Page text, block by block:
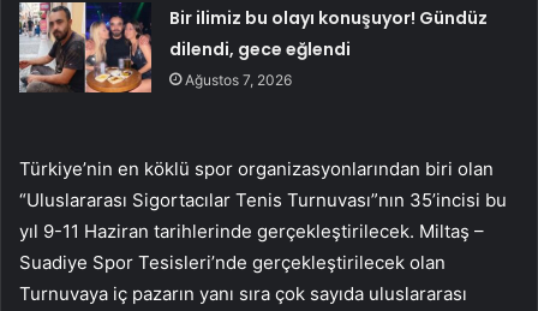
Bir ilimiz bu olayı konuşuyor! Gündüz
dilendi, gece eğlendi
Ağustos 7, 2026
Türkiye’nin en köklü spor organizasyonlarından biri olan
“Uluslararası Sigortacılar Tenis Turnuvası”nın 35’incisi bu
yıl 9-11 Haziran tarihlerinde gerçekleştirilecek. Miltaş –
Suadiye Spor Tesisleri’nde gerçekleştirilecek olan
Turnuvaya iç pazarın yanı sıra çok sayıda uluslararası